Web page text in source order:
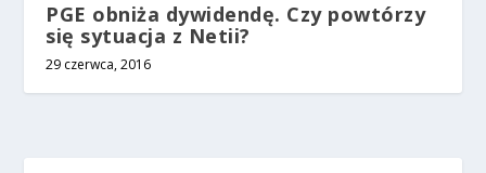
PGE obniża dywidendę. Czy powtórzy
się sytuacja z Netii?
29 czerwca, 2016